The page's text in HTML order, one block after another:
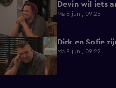
0:25 Devin wil iets
Ma 8 juni, 09:25
0:26 Dirk en Sofie
Ma 8 juni, 09:22